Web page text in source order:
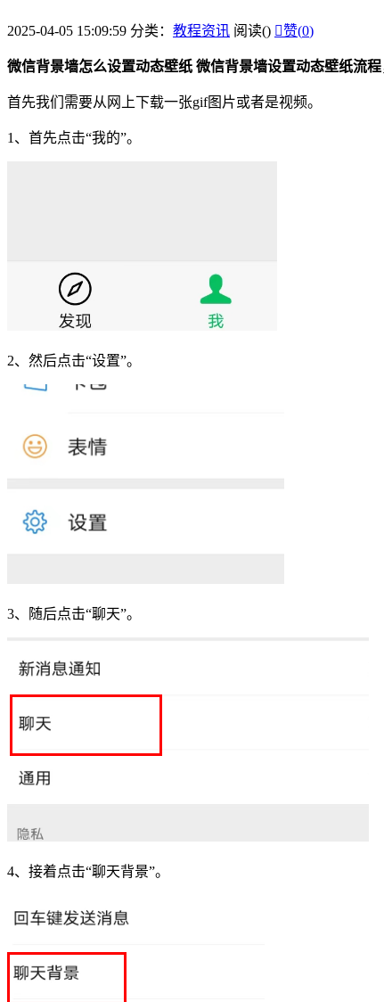
2025-04-05 15:09:59 分类： 教程资讯 阅读() 赞(0)
微信背景墙怎么设置动态壁纸 微信背景墙设置动态壁纸流程
首先我们需要从网上下载一张gif图片或者是视频。
1、首先点击“我的”。
2、然后点击“设置”。
3、随后点击“聊天”。
4、接着点击“聊天背景”。